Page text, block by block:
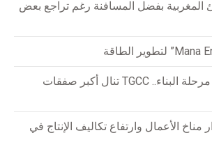
المغربية بفضل المسافنة رغم تراجع بعض
ملعب تيسيما يدخل مرحلة البناء.. TGCC تنال أكبر صفقات
مناخ الأعمال وارتفاع تكاليف الإنتاج في